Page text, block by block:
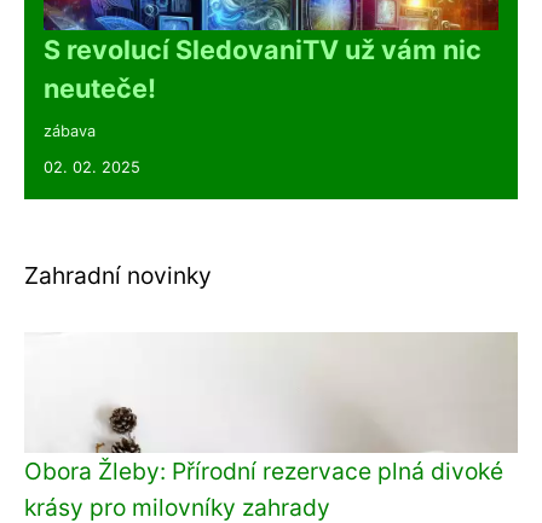
S revolucí SledovaniTV už vám nic
neuteče!
zábava
02. 02. 2025
Zahradní novinky
Obora Žleby: Přírodní rezervace plná divoké
krásy pro milovníky zahrady